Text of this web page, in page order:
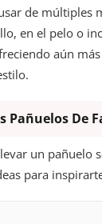
de múltiples
en el pelo o
aún
Pañuelos De
un pañuelo
para